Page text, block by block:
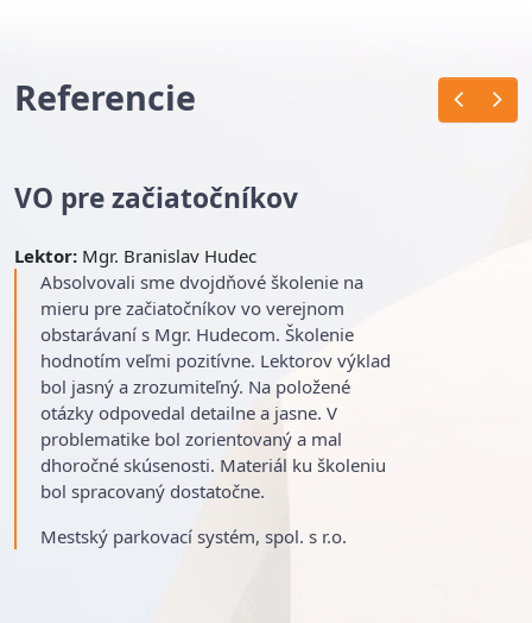
Referencie
VO pre začiatočníkov
Lektor: Mgr. Branislav Hudec
Absolvovali sme dvojdňové školenie na
mieru pre začiatočníkov vo verejnom
obstarávaní s Mgr. Hudecom. Školenie
hodnotím veľmi pozitívne. Lektorov výklad
bol jasný a zrozumiteľný. Na položené
otázky odpovedal detailne a jasne. V
problematike bol zorientovaný a mal
dhoročné skúsenosti. Materiál ku školeniu
bol spracovaný dostatočne.
Mestský parkovací systém, spol. s r.o.